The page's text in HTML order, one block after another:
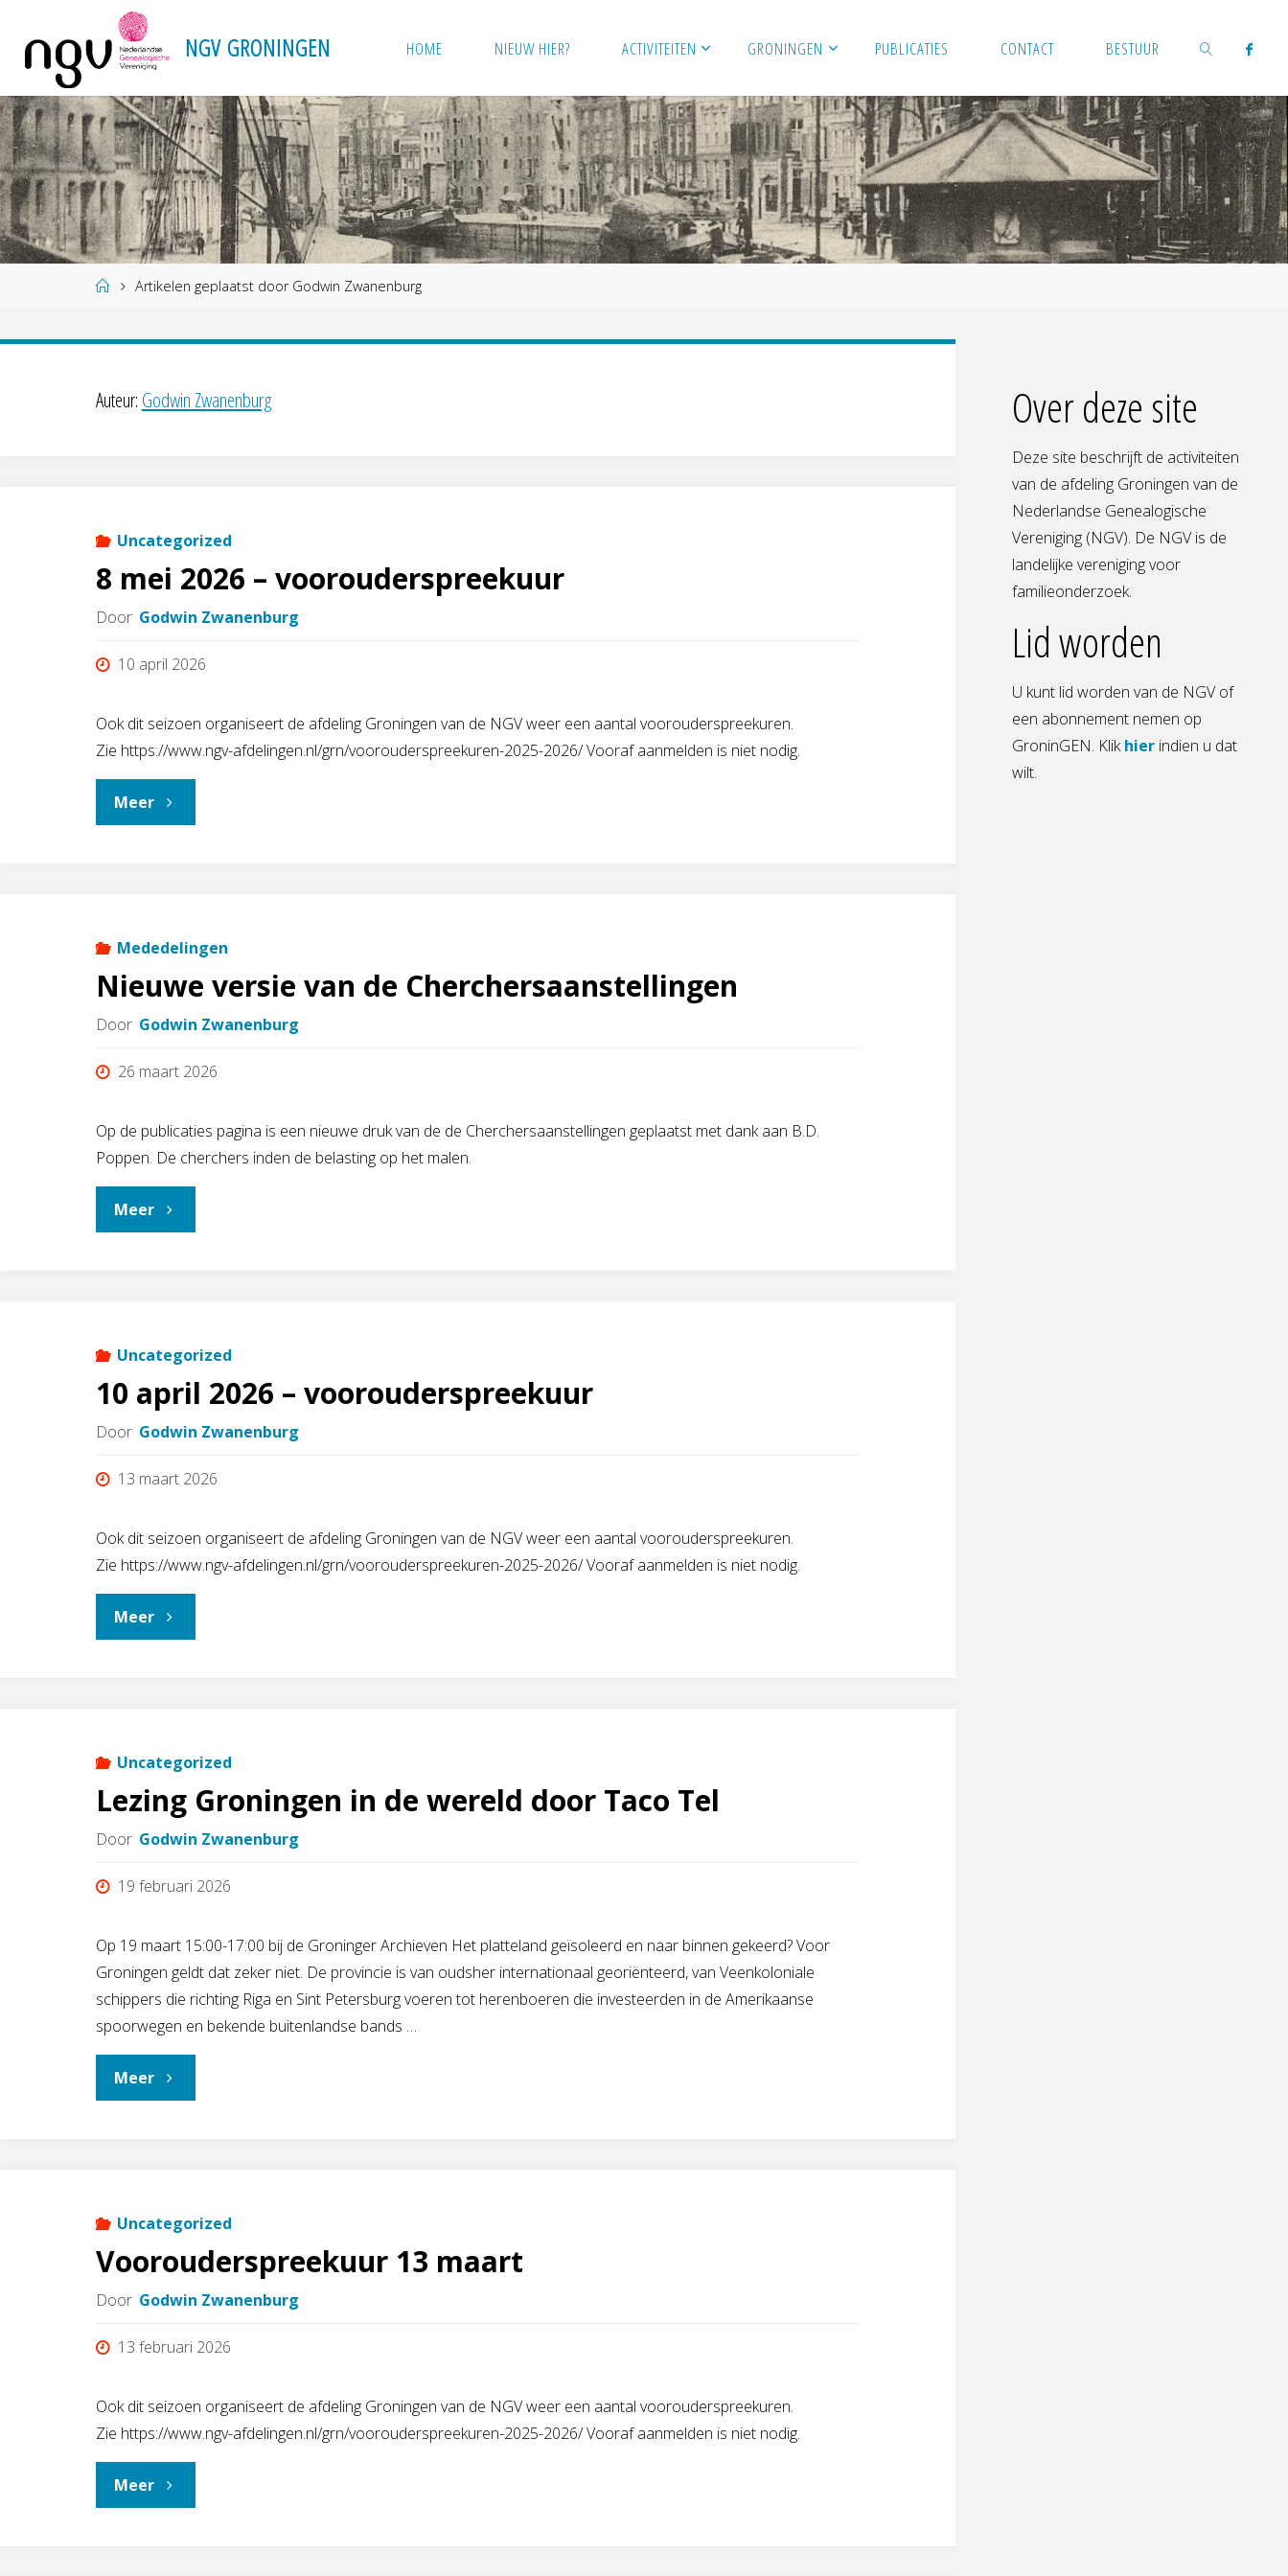
naar
inhoud
NGV GRONINGEN HOME NIEUW HIER? ACTIVITEITEN GRONINGEN PUBLICATIES CONTACT BESTUUR
ZOEKEN
HomeArtikelen geplaatst door Godwin Zwanenburg
Auteur: Godwin Zwanenburg
Uncategorized
8 mei 2026 – voorouderspreekuur
Door Godwin Zwanenburg
10 april 2026
Ook dit seizoen organiseert de afdeling Groningen van de NGV weer een aantal voorouderspreekuren.
Zie https://www.ngv-afdelingen.nl/grn/voorouderspreekuren-2025-2026/ Vooraf aanmelden is niet nodig.
Meer"8
voorouderspreekuur"
Mededelingen
Nieuwe versie van de Cherchersaanstellingen
Door Godwin Zwanenburg
26 maart 2026
Op de publicaties pagina is een nieuwe druk van de de Cherchersaanstellingen geplaatst met dank aan B.D.
Poppen. De cherchers inden de belasting op het malen.
Meer"Nieuwe
de
Cherchersaanstellingen"
Uncategorized
10 april 2026 – voorouderspreekuur
Door Godwin Zwanenburg
13 maart 2026
Ook dit seizoen organiseert de afdeling Groningen van de NGV weer een aantal voorouderspreekuren.
Zie https://www.ngv-afdelingen.nl/grn/voorouderspreekuren-2025-2026/ Vooraf aanmelden is niet nodig.
Meer"10
–
voorouderspreekuur"
Uncategorized
Lezing Groningen in de wereld door Taco Tel
Door Godwin Zwanenburg
19 februari 2026
Op 19 maart 15:00-17:00 bij de Groninger Archieven Het platteland geïsoleerd en naar binnen gekeerd? Voor
Groningen geldt dat zeker niet. De provincie is van oudsher internationaal georiënteerd, van Veenkoloniale
schippers die richting Riga en Sint Petersburg voeren tot herenboeren die investeerden in de Amerikaanse
spoorwegen en bekende buitenlandse bands …
Meer"Lezing
de
wereld
door
Taco
Tel"
Uncategorized
Voorouderspreekuur 13 maart
Door Godwin Zwanenburg
13 februari 2026
Ook dit seizoen organiseert de afdeling Groningen van de NGV weer een aantal voorouderspreekuren.
Zie https://www.ngv-afdelingen.nl/grn/voorouderspreekuren-2025-2026/ Vooraf aanmelden is niet nodig.
Meer"Voorouderspreekuur
Over deze site
Deze site beschrijft de activiteiten
van de afdeling Groningen van de
Nederlandse Genealogische
Vereniging (NGV). De NGV is de
landelijke vereniging voor
familieonderzoek.
Lid worden
U kunt lid worden van de NGV of
een abonnement nemen op
GroninGEN. Klikhier indien u dat
wilt.